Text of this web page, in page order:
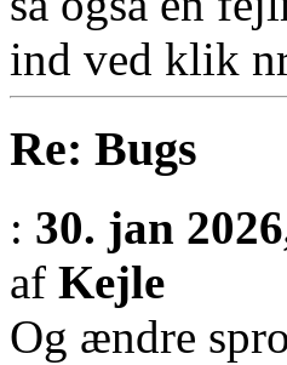
ind ved klik
Re: Bugs
: 30. jan
af Kejle
Og ændre